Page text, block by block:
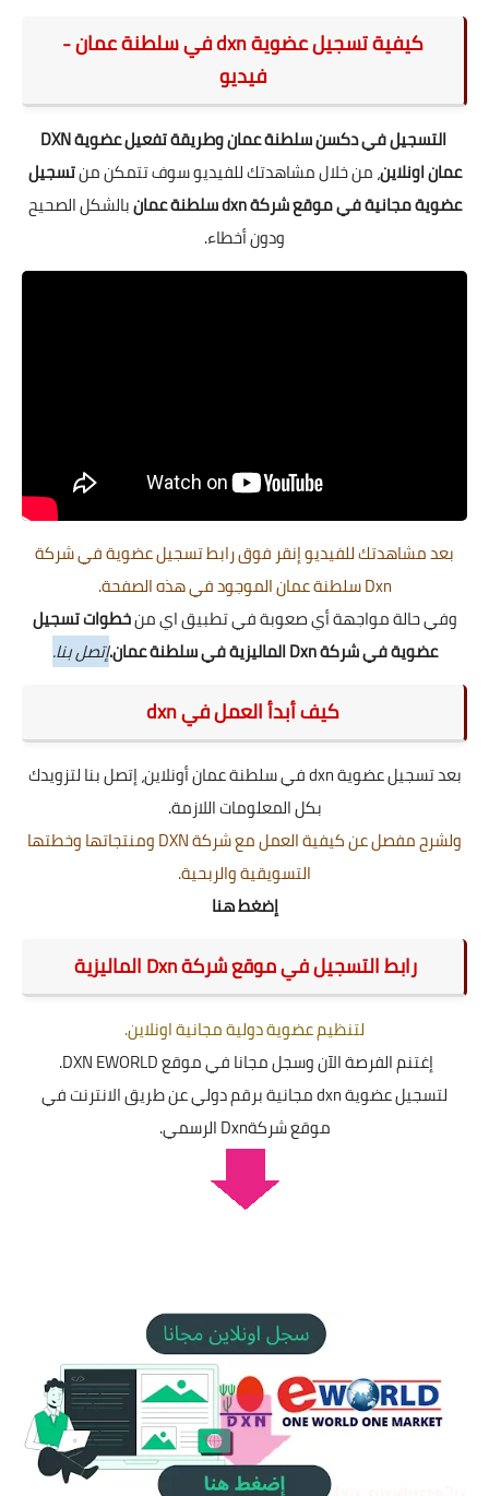
كيفية تسجيل عضوية dxn في سلطنة عمان -
فيديو
التسجيل في دكسن سلطنة عمان وطريقة تفعيل عضوية DXN
عمان اونلاين، من خلال مشاهدتك للفيديو سوف تتمكن منتسجيل
عضوية مجانية في موقع شركة dxn سلطنة عمان
بالشكل الصحيح
ودون أخطاء.
بعد مشاهدتك للفيديو إنقر فوق رابط تسجيل عضوية في شركة
Dxn سلطنة عمان الموجود في هذه الصفحة.
وفي حالة مواجهة أي صعوبة في تطبيق اي منخطوات تسجيل
عضوية في شركة Dxn الماليزية في سلطنة عمان.
إتصل بنا.
كيف أبدأ العمل في dxn
بعد تسجيل عضوية dxn في سلطنة عمان أونلاين، إتصل بنا لتزويدك
بكل المعلومات اللازمة.
ولشرح مفصل عن كيفية العمل مع شركة DXN ومنتجاتها وخطتها
التسويقية والربحية.
إضغط هنا
رابط التسجيل في موقع شركة Dxn الماليزية
لتنظيم عضوية دولية مجانية اونلاين.
إغتنم الفرصة الآن وسجل مجانا في موقع DXN EWORLD.
لتسجيل عضوية dxn مجانية برقم دولي عن طريق الانترنت في
موقع شركةDxn الرسمي.